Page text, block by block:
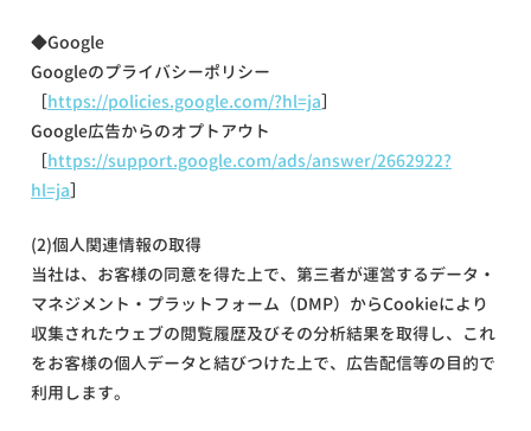
◆Google
Googleのプライバシーポリシー
［https://policies.google.com/?hl=ja］
Google広告からのオプトアウト
［https://support.google.com/ads/answer/2662922?
hl=ja］
(2)個人関連情報の取得
当社は、お客様の同意を得た上で、第三者が運営するデータ・
マネジメント・プラットフォーム（DMP）からCookieにより
収集されたウェブの閲覧履歴及びその分析結果を取得し、これ
をお客様の個人データと結びつけた上で、広告配信等の目的で
利用します。